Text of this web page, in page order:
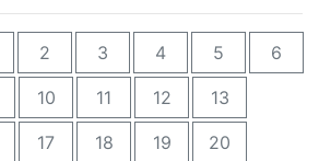
2 3 4 5 6
10 11 12 13
17 18 19 20